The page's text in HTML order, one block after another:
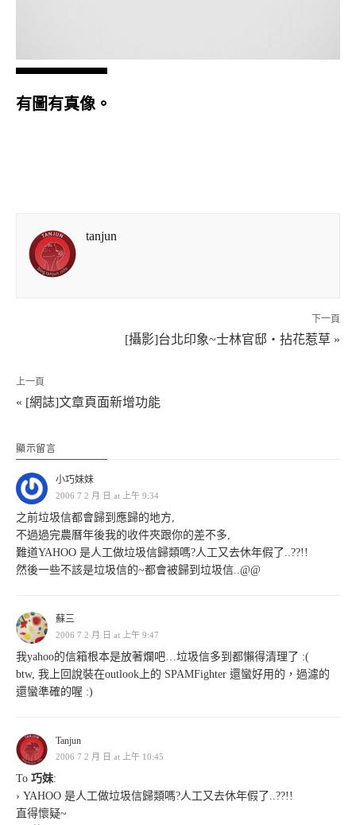
有圖有真像。
tanjun
下一頁
[攝影]台北印象~士林官邸‧拈花惹草 »
上一頁
« [網誌]文章頁面新增功能
顯示留言
小巧妹妹
2006 7 2 月 日 at 上午 9:34
之前垃圾信都會歸到應歸的地方,
不過過完農曆年後我的收件夾跟你的差不多,
難道YAHOO 是人工做垃圾信歸類嗎?人工又去休年假了..??!!
然後一些不該是垃圾信的~都會被歸到垃圾信..@@
蘇三
2006 7 2 月 日 at 上午 9:47
我yahoo的信箱根本是放著爛吧…垃圾信多到都懶得清理了 :(
btw, 我上回說裝在outlook上的 SPAMFighter 還蠻好用的，過濾的
還蠻準確的喔 :)
Tanjun
2006 7 2 月 日 at 上午 10:45
To 巧妹:
› YAHOO 是人工做垃圾信歸類嗎?人工又去休年假了..??!!
直得懷疑~